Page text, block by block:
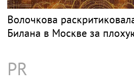
Волочкова
Билана в Москве за
PR